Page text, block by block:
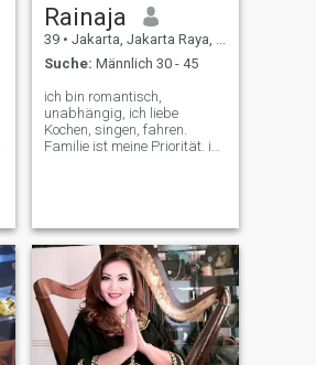
Rainaja
39 • Jakarta, Jakarta Raya, Indonesien
Suche: Männlich 30 - 45
ich bin romantisch,
unabhängig, ich liebe
Kochen, singen, fahren.
Familie ist meine Priorität. ich
ich selbst sein kann. ich
suchte nach einem Partner,
dessen Schultern ich mir
leihen konnte, da mein Haus
sich zurücklehnte, als ich
müde war und Wutanfall
hatte 😆. ich hoffe, er kann
mich beruhigen, wenn ich in
dieser Situation bin. ich